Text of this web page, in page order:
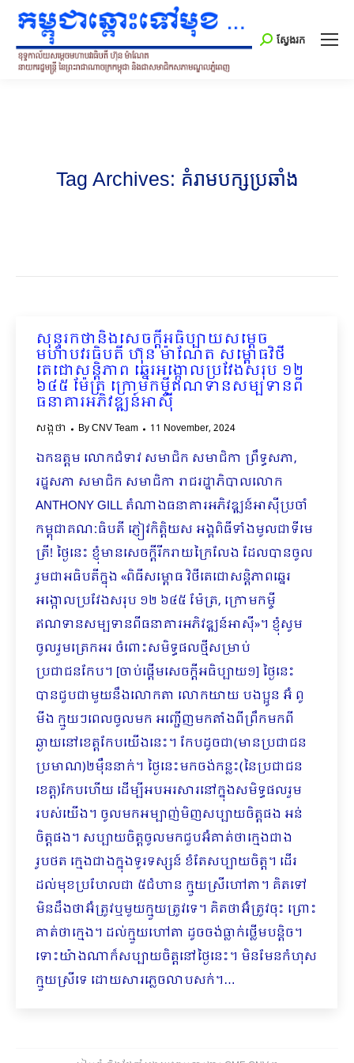
Search:
ស្វែងរក
Tag Archives: គំរាមបក្សប្រឆាំង
សុន្ទរកថានិងសេចក្ដីអធិប្បាយសម្ដេច
មហាបវរធិបតី ហ៊ុន ម៉ាណែត សម្ពោធវិថី
តេជោសន្តិភាព ឆ្នេរអង្កោលប្រវែងសរុប ១២
៦៤៥ ម៉ែត្រ ក្រោមកម្ចីឥណទានសម្បទានពី
ធនាគារអភិវឌ្ឍន៍អាស៊ី
សង្កថា ByCNV Team 11 November, 2024
ឯកឧត្តម លោកជំទាវ សមាជិក សមាជិកា ព្រឹទ្ធសភា,
រដ្ឋសភា សមាជិក សមាជិកា រាជរដ្ឋាភិបាលលោក
ANTHONY GILL តំណាងធនាគារអភិវឌ្ឍន៍អាស៊ីប្រចាំ
កម្ពុជាគណៈធិបតី ភ្ញៀវកិត្តិយស អង្គពិធីទាំងមូលជាទីមេ
ត្រី! ថ្ងៃនេះ ខ្ញុំមានសេចក្ដីរីករាយក្រៃលែង ដែលបានចូល
រួមជាអធិបតីក្នុង «ពិធីសម្ពោធ វិថីតេជោសន្តិភាពឆ្នេរ
អង្កោលប្រវែងសរុប ១២ ៦៤៥ ម៉ែត្រ, ក្រោមកម្ចី
ឥណទានសម្បទាន​ពីធនាគារអភិវឌ្ឍន៍អាស៊ី»។ ខ្ញុំសូម
ចូលរួមត្រេកអរ ចំពោះសមិទ្ធផលថ្មីសម្រាប់
ប្រជាជនកែប។ [ចាប់ផ្ដើមសេចក្ដីអធិប្បាយ១] ថ្ងៃនេះ
បានជួបជាមួយនឹងលោកតា លោកយាយ បងប្អូន អ៊ំ ពូ
មីង ក្មួយៗពេលចូលមក អញ្ជើញមកតាំងពីព្រឹកមកពី
ឆ្ងាយនៅខេត្តកែបយើងនេះ។ កែបដូចជា(មានប្រជាជន
ប្រមាណ)២ម៉ឺននាក់។ ថ្ងៃនេះមកចង់កន្លះ(នៃប្រជាជន
ខេត្ត)កែបហើយ ដើម្បីអបអរសារនៅក្នុងសមិទ្ធផលរួម
របស់យើង។ ចូលមកអម្បាញ់មិញសប្បាយចិត្តផង អន់
ចិត្តផង។ សប្បាយចិត្តចូលមកជួបអ៊ំគាត់ថាក្មេងជាង
រូបថត ក្មេងជាងក្នុងទូរទស្សន៍ ខំតែសប្បាយចិត្ត។ ដើរ
ដល់មុខប្រហែលជា ៥ជំហាន ក្មួយស្រីហៅតា។ គិតទៅ
មិនដឹងថាអ៊ំត្រូវឬមួយក្មួយត្រូវទេ។ គិតថាអ៊ំត្រូវចុះ ព្រោះ
គាត់ថាក្មេង។ ដល់ក្មួយហៅតា ដូចចង់ធ្លាក់ថ្លើមបន្តិច។
ទោះយ៉ាងណាក៏សប្បាយចិត្តនៅថ្ងៃនេះ។ មិនមែនកំហុស
ក្មួយស្រីទេ ដោយសារភ្លេច​​លាបសក់។…